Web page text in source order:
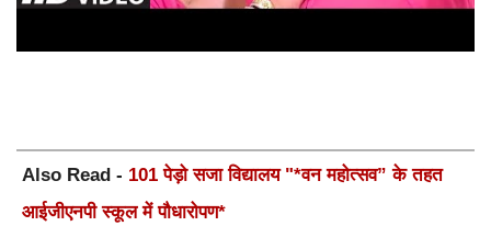
Also Read - 101 पेड़ो सजा विद्यालय "*वन महोत्सव” के तहत
आईजीएनपी स्कूल में पौधारोपण*